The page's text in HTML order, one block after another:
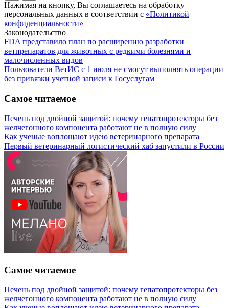
Нажимая на кнопку, Вы соглашаетесь на обработку
персональных данных в соответствии с «Политикой
конфиденциальности»
Законодательство
FDA представило план по расширению разработки
ветпрепаратов для животных с редкими болезнями и
малочисленных видов
Пользователи ВетИС с 1 июля не смогут выполнять операции
без привязки учетной записи к Госуслугам
Самое читаемое
Печень под двойной защитой: почему гепатопротекторы без
желчегонного компонента работают не в полную силу
Как ученые воплощают идею ветеринарного препарата
Первый ветеринарный логистический хаб запустили в России
Самое читаемое
Печень под двойной защитой: почему гепатопротекторы без
желчегонного компонента работают не в полную силу